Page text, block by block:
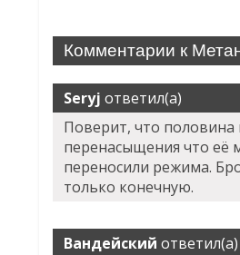
Комментарии к
Seryj ответил(а)
Поверит, что половина
перенасыщения что её
переносили режима.
только конечную.
Вандейский ответил(а)